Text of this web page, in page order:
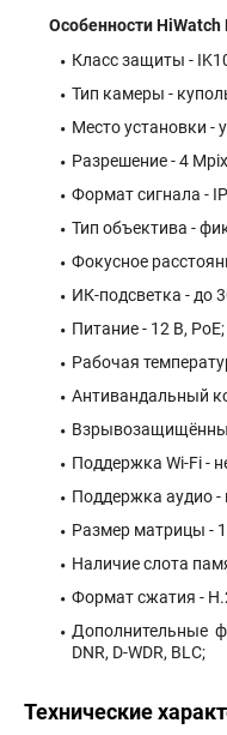
Особенности
Класс защиты -
Тип камеры -
Место установки -
Разрешение - 4
Формат сигнала -
Тип объектива -
Фокусное
ИК-подсветка - до
Питание - 12 В, PoE;
Рабочая
Антивандальный
Поддержка Wi-Fi -
Поддержка аудио -
Размер матрицы -
Наличие слота
Формат сжатия -
Дополнительные
DNR, D-WDR, BLC;
Технические